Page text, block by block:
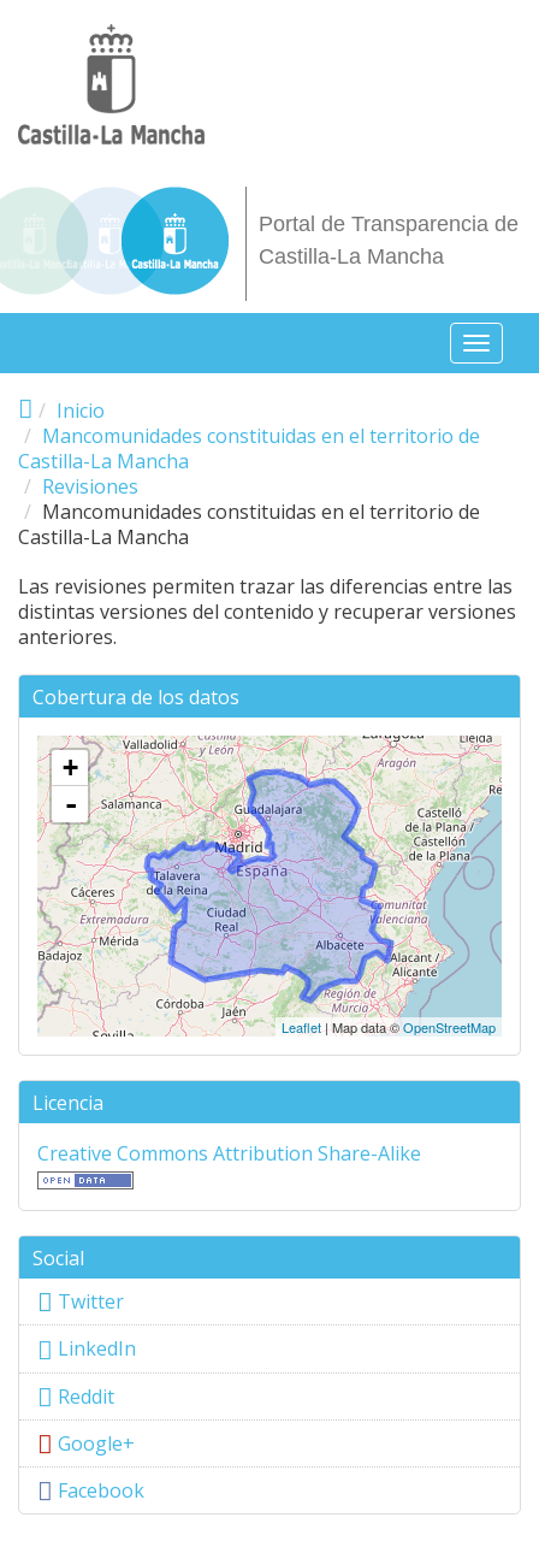
Portal de Transparencia de
Castilla-La Mancha
Toggle
Inicio
Mancomunidades constituidas en el territorio de
Castilla-La Mancha
Revisiones
Mancomunidades constituidas en el territorio de
Castilla-La Mancha
Las revisiones permiten trazar las diferencias entre las
distintas versiones del contenido y recuperar versiones
anteriores.
Cobertura de los datos
+
-
Leaflet| Map data ©OpenStreetMap
Licencia
Creative Commons Attribution Share-Alike
Social
Twitter
LinkedIn
Reddit
Google+
Facebook